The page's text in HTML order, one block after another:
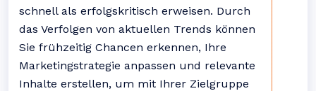
schnell als erfolgskritisch erweisen. Durch
das Verfolgen von aktuellen Trends können
Sie frühzeitig Chancen erkennen, Ihre
Marketingstrategie anpassen und relevante
Inhalte erstellen, um mit Ihrer Zielgruppe